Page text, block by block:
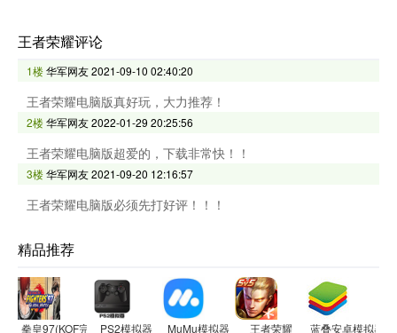
王者荣耀评论
1楼华军网友2021-09-10 02:40:20
王者荣耀电脑版真好玩，大力推荐！
2楼华军网友2022-01-29 20:25:56
王者荣耀电脑版超爱的，下载非常快！！
3楼华军网友2021-09-20 12:16:57
王者荣耀电脑版必须先打好评！！！
精品推荐
拳皇97(KOF完美加强版)
PS2模拟器 MuMu模拟器 王者荣耀 蓝叠安卓模拟器